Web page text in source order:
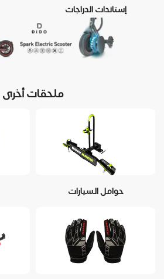
إستاندات الدراجات
ملحقات أخرى
حوامل السيارات